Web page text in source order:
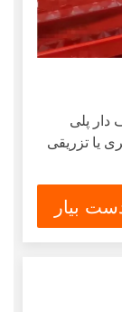
پلی
یا تزریقی
بیار